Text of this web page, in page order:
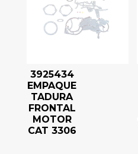
3925434
EMPAQUE
TADURA
FRONTAL
MOTOR
CAT 3306